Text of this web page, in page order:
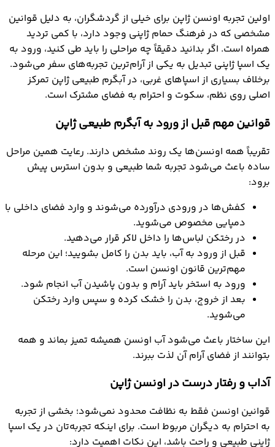
اولین تجربه اونسن ژاپن برای خیلی از گردشگران، به دلیل قوانین
مشخصی که در فرهنگ حمام ژاپنی وجود دارد، با کمی تردید
همراه است. اگر بدانید دقیقاً چه مراحلی را باید طی کنید، ورود به
یک اسپا ژاپنی تبدیل به یکی از آرام‌ترین تجربه‌های سفر می‌شود.
برخلاف بسیاری از اسپاهای غربی، در آبگرم طبیعی ژاپن تمرکز
اصلی روی نظم، سکوت و احترام به فضای مشترک است.
قوانین مهم قبل از ورود به آبگرم طبیعی ژاپن
تقریباً همه اونسن‌ها یک روند مشخص دارند. رعایت همین مراحل
ساده باعث می‌شود تجربه شما طبیعی و بدون استرس پیش
برود:
کفش‌ها در ورودی درآورده می‌شوند و وارد فضای داخلی با
دمپایی مخصوص می‌شوید.
در رختکن لباس‌ها را داخل لاکر قرار می‌دهید.
قبل از ورود به آب، باید بدن را کامل بشویید؛ این مرحله
مهم‌ترین قانون اونسن است.
ورود به استخر باید آرام و بدون پاشیدن آب انجام شود.
بعد از خروج، بدن را خشک کرده و سپس وارد رختکن
می‌شوید.
این ساختار باعث می‌شود آب اونسن همیشه تمیز بماند و همه
بتوانند از فضای آرام آن لذت ببرند.
آداب و رفتار درست در اونسن ژاپن
قوانین اونسن فقط به نظافت محدود نمی‌شود؛ بخشی از تجربه
به احترام به دیگران مربوط است. برای اینکه تجربه‌تان در یک اسپا
ژاپنی طبیعی و راحت باشد، این نکات اهمیت دارد: